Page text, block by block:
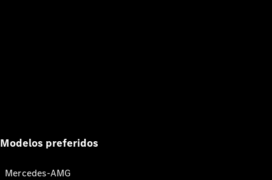
Modelos preferidos
Mercedes-AMG